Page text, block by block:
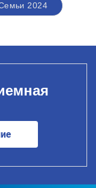
2024